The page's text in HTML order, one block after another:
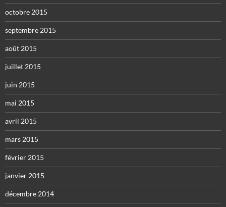
octobre 2015
septembre 2015
août 2015
juillet 2015
juin 2015
mai 2015
avril 2015
mars 2015
février 2015
janvier 2015
décembre 2014